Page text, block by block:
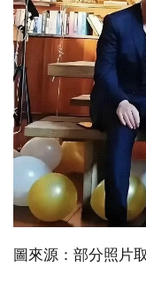
圖來源：部分照片